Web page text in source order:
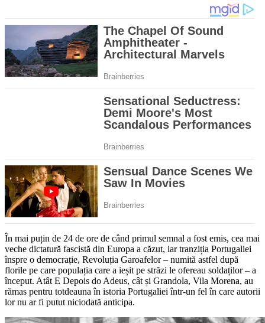
În mai puțin de 24 de ore de când primul semnal a fost emis, cea mai
veche dictatură fascistă din Europa a căzut, iar tranziția Portugaliei
înspre o democrație, Revoluția Garoafelor – numită astfel după
florile pe care populația care a ieșit pe străzi le ofereau soldaților – a
început. Atât E Depois do Adeus, cât și Grandola, Vila Morena, au
rămas pentru totdeauna în istoria Portugaliei într-un fel în care autorii
lor nu ar fi putut niciodată anticipa.